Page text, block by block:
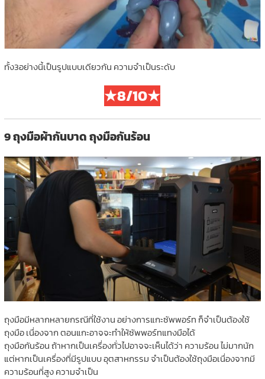
ทั้ง3อย่างนี้เป็นรูปแบบเดียวกัน ความจำเป็นระดับ
★8/10★
9 ถุงมือผ้ากันบาด ถุงมือกันร้อน
ถุงมือมีหลากหลายกรณีที่ใช้งาน อย่างการแกะซัพพอร์ท ก็จำเป็นต้องใช้
ถุงมือ เนื่องจาก ตอนแกะอาจจะทำให้ซัพพอร์ทแทงมือได้
ถุงมือกันร้อน ถ้าหากเป็นเครื่องทั่วไปอาจจะเห็นได้ว่า ความร้อน ไม่มากนัก
แต่หากเป็นเครื่องที่มีรูปแบบ อุตสาหกรรม จำเป็นต้องใช้ถุงมือเนื่องจากมี
ความร้อนที่สูง ความจำเป็น